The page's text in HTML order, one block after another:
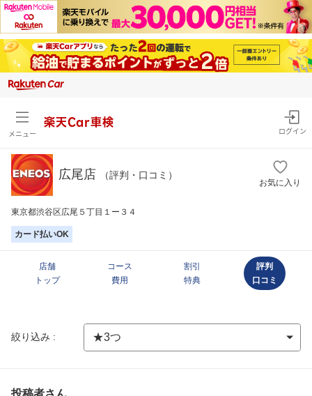
メニュー
楽天Car車検
ログイン
広尾店 （評判・口コミ）
お気に入り
東京都渋谷区広尾５丁目１ー３４
カード払いOK
店舗
トップ
コース
費用
割引
特典
評判
口コミ
絞り込み :
投稿者さん